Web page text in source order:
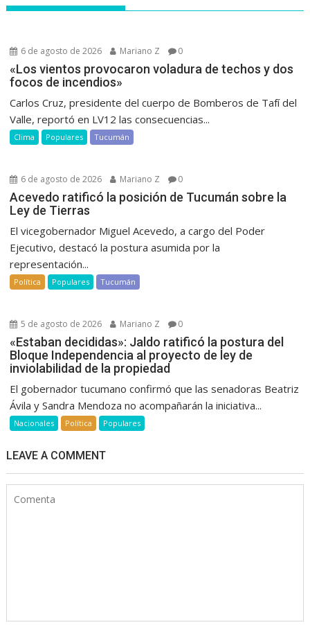
6 de agosto de 2026 Mariano Z 0
«Los vientos provocaron voladura de techos y dos
focos de incendios»
Carlos Cruz, presidente del cuerpo de Bomberos de Tafí del
Valle, reportó en LV12 las consecuencias...
Clima Populares Tucumán
6 de agosto de 2026 Mariano Z 0
Acevedo ratificó la posición de Tucumán sobre la
Ley de Tierras
El vicegobernador Miguel Acevedo, a cargo del Poder
Ejecutivo, destacó la postura asumida por la
representación...
Política Populares Tucumán
5 de agosto de 2026 Mariano Z 0
«Estaban decididas»: Jaldo ratificó la postura del
Bloque Independencia al proyecto de ley de
inviolabilidad de la propiedad
El gobernador tucumano confirmó que las senadoras Beatriz
Ávila y Sandra Mendoza no acompañarán la iniciativa...
Nacionales Política Populares
LEAVE A COMMENT